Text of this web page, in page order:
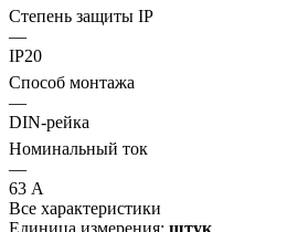
Степень защиты IP
—
IP20
Способ монтажа
—
DIN-рейка
Номинальный ток
—
63 А
Все характеристики
Единица измерения: штук